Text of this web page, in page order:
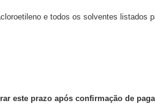
e todos os solventes listados
este prazo após confirmação de